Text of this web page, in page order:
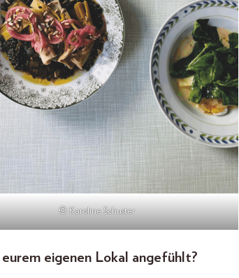
© Karoline Schuster
eigenen Lokal angefühlt?